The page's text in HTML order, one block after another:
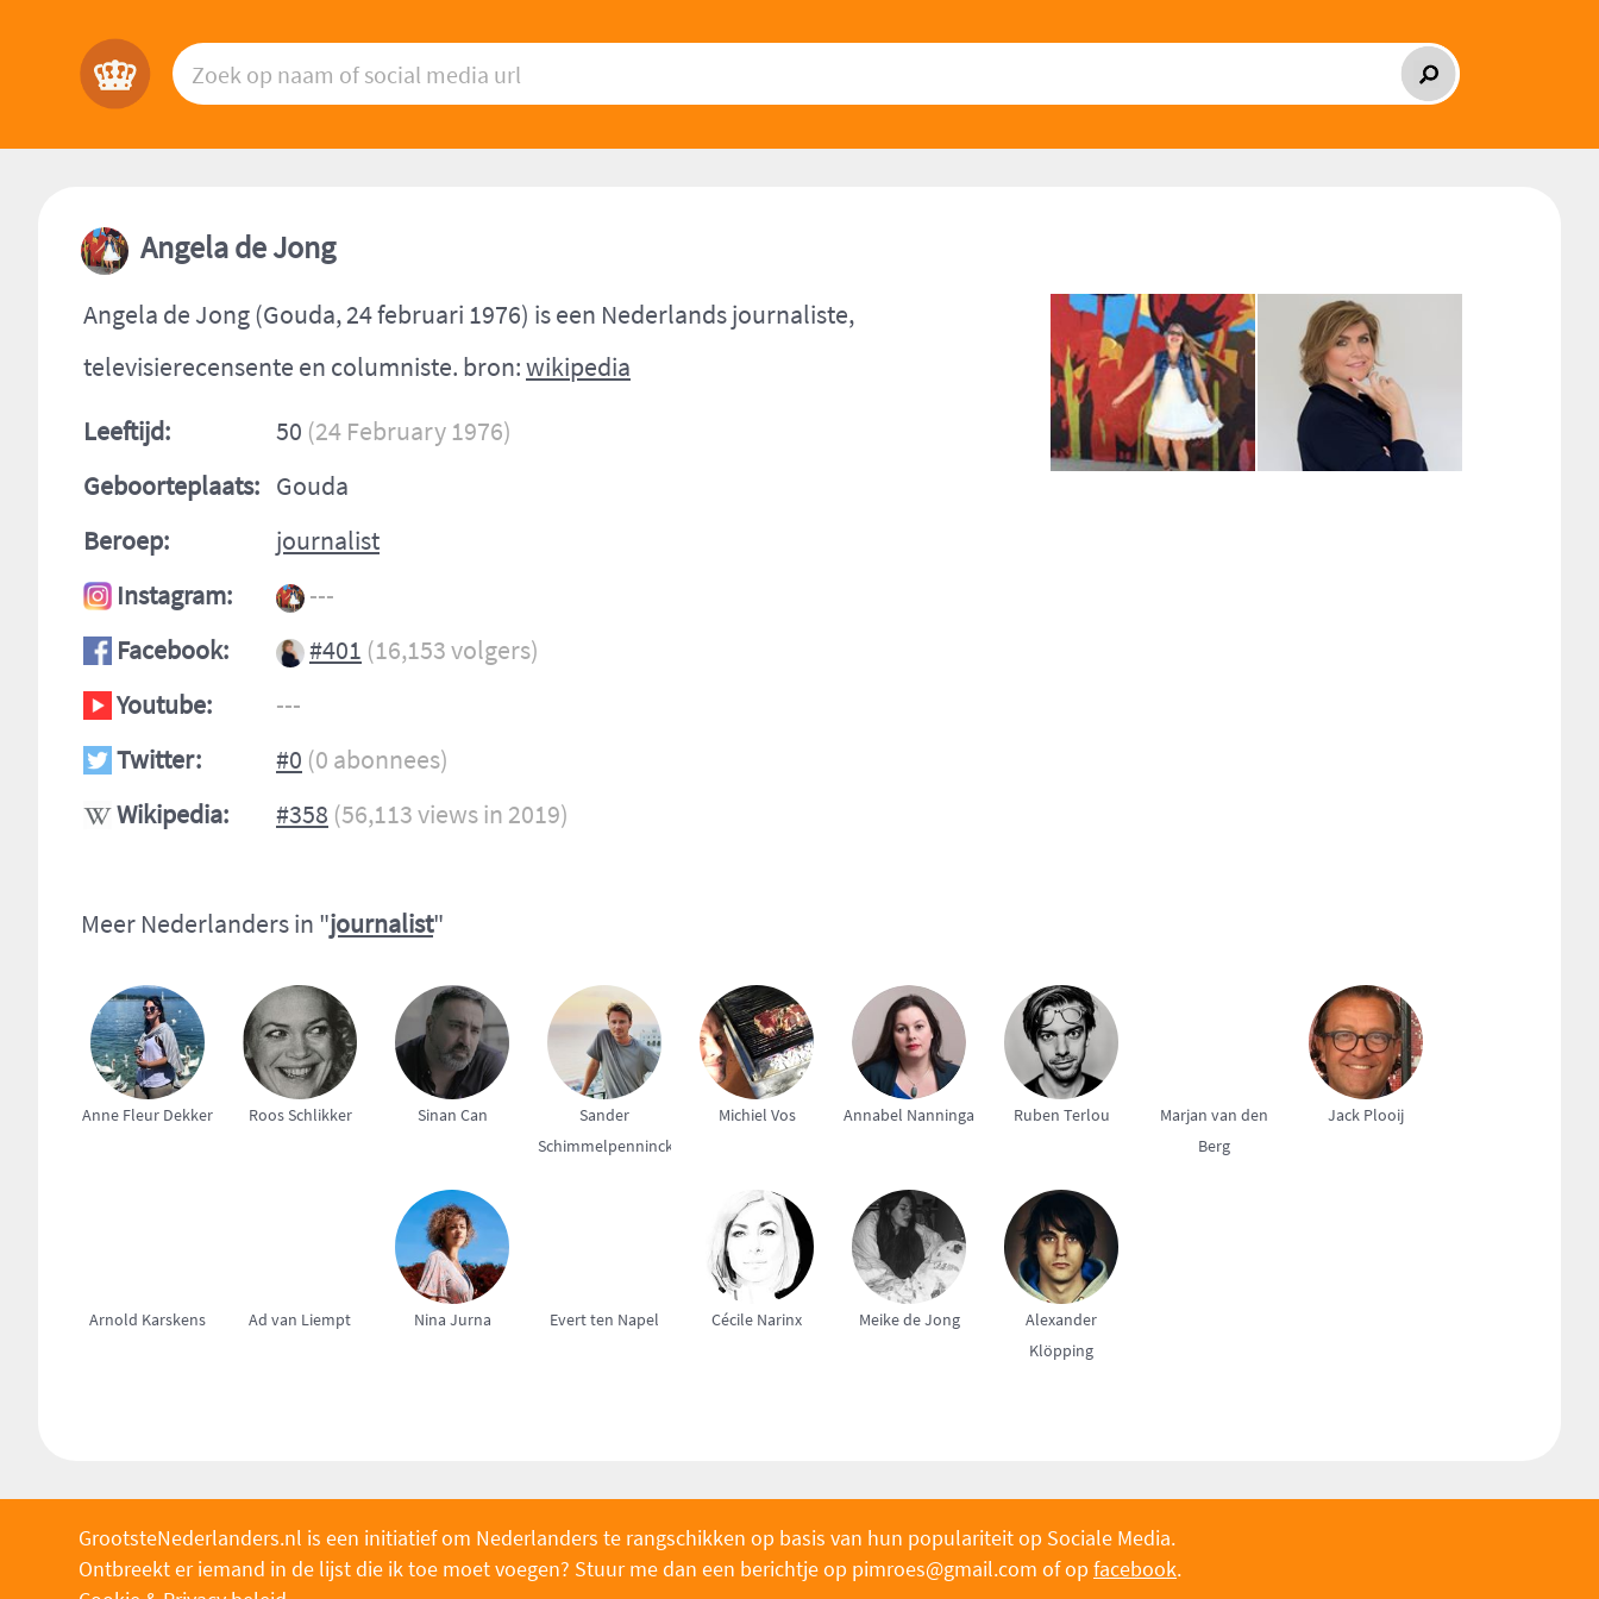
Angela de Jong
Angela de Jong (Gouda, 24 februari 1976) is een Nederlands journaliste,
televisierecensente en columniste. bron:wikipedia
Leeftijd:
50 (24 February 1976)
Geboorteplaats: Gouda
Beroep:
journalist
Instagram:
---
Facebook:
#401 (16,153 volgers)
Youtube:
---
Twitter:
#0 (0 abonnees)
Wikipedia:
#358 (56,113 views in 2019)
Meer Nederlanders in "journalist"
Anne Fleur Dekker Roos Schlikker Sinan Can
Sander
Schimmelpenninck
Michiel Vos Annabel Nanninga Ruben Terlou
Marjan van den
Berg
Jack Plooij
Arnold Karskens Ad van Liempt Nina Jurna Evert ten Napel Cécile Narinx Meike de Jong
Alexander
Klöpping
GrootsteNederlanders.nl is een initiatief om Nederlanders te rangschikken op basis van hun populariteit op Sociale Media.
Ontbreekt er iemand in de lijst die ik toe moet voegen? Stuur me dan een berichtje op pimroes@gmail.com of op facebook.